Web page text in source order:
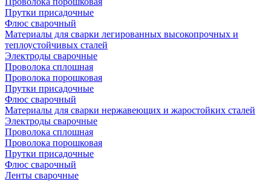
Прутки присадочные
Флюс сварочный
Материалы для сварки легированных высокопрочных и
теплоустойчивых сталей
Электроды сварочные
Проволока сплошная
Проволока порошковая
Прутки присадочные
Флюс сварочный
Материалы для сварки нержавеющих и жаростойких сталей
Электроды сварочные
Проволока сплошная
Проволока порошковая
Прутки присадочные
Флюс сварочный
Ленты сварочные